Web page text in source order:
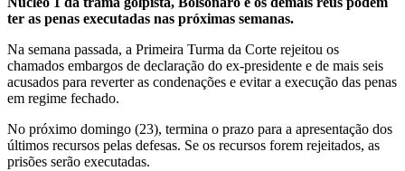
ter as penas executadas nas próximas semanas.
Na semana passada, a Primeira Turma da Corte rejeitou os
chamados embargos de declaração do ex-presidente e de mais seis
acusados para reverter as condenações e evitar a execução das penas
em regime fechado.
No próximo domingo (23), termina o prazo para a apresentação dos
últimos recursos pelas defesas. Se os recursos forem rejeitados, as
prisões serão executadas.